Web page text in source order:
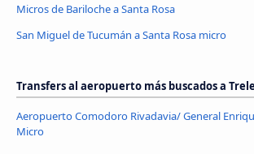
Micros de Bariloche a Santa Rosa
San Miguel de Tucumán a Santa Rosa micro
Transfers al aeropuerto más buscados a
Aeropuerto Comodoro Rivadavia/ General
Micro